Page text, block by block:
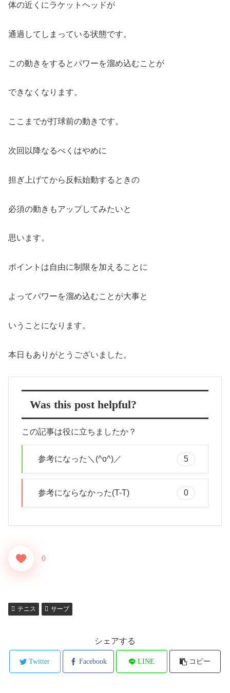
体の近くにラケットヘッドが
通過してしまっている状態です。
この動きをするとパワーを溜め込むことが
できなくなります。
ここまでが打球前の動きです。
次回以降なるべくはやめに
担ぎ上げてから反転始動するときの
必須の動きもアップしてみたいと
思います。
ポイントは自由に制限を加えることに
よってパワーを溜め込むことが大事と
いうことになります。
本日もありがとうございました。
Was this post helpful?
この記事は役に立ちましたか？
参考になった＼(^o^)／ 5
参考にならなかった(T-T) 0
0
テニス サーブ
シェアする
Twitter Facebook LINE コピー